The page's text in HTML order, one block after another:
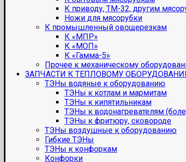
К приводу, ТМ-32, другим
Ножи для мясорубки
К промышленный овощерезкам
К «МПР»
К «МОП»
К «Гамма-5»
Прочее к механическому
ЗАПЧАСТИ К ТЕПЛОВОМУ
ТЭНы водяные к оборудованию
ТЭНы к котлам и мармитам
ТЭНы к кипятильникам
ТЭНы к водонагревателям
ТЭНы к фритюру, сковороде
ТЭНы воздушные к оборудованию
Гибкие ТЭНы
ТЭНы к конфоркам
Конфорки